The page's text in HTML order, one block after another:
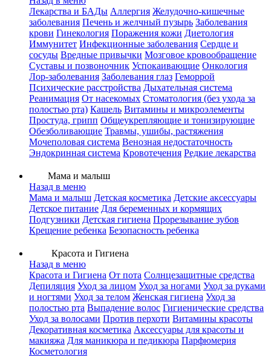
Лекарства и БАДы Аллергия Желудочно-кишечные
заболевания Печень и желчный пузырь Заболевания
крови Гинекология Поражения кожи Диетология
Иммунитет Инфекционные заболевания Сердце и
сосуды Вредные привычки Мозговое кровообращение
Суставы и позвоночник Успокаивающие Онкология
Лор-заболевания Заболевания глаз Геморрой
Психические расстройства Дыхательная система
Реанимация От насекомых Стоматология (без ухода за
полостью рта) Кашель Витамины и микроэлементы
Простуда, грипп Общеукрепляющие и тонизирующие
Обезболивающие Травмы, ушибы, растяжения
Мочеполовая система Венозная недостаточность
Эндокринная система Кровотечения Редкие лекарства
Мама и малыш
Назад в меню
Мама и малыш Детская косметика Детские аксессуары
Детское питание Для беременных и кормящих
Подгузники Детская гигиена Прорезывание зубов
Крещение ребенка Безопасность ребенка
Красота и Гигиена
Назад в меню
Красота и Гигиена От пота Солнцезащитные средства
Депиляция Уход за лицом Уход за ногами Уход за руками
и ногтями Уход за телом Женская гигиена Уход за
полостью рта Выпадение волос Гигиенические средства
Уход за волосами Против перхоти Витамины красоты
Декоративная косметика Аксессуары для красоты и
макияжа Для маникюра и педикюра Парфюмерия
Косметология